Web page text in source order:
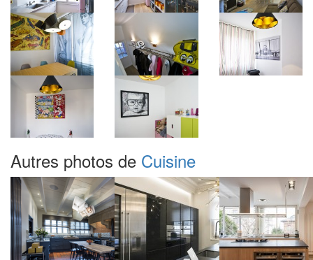
Autres photos de Cuisine